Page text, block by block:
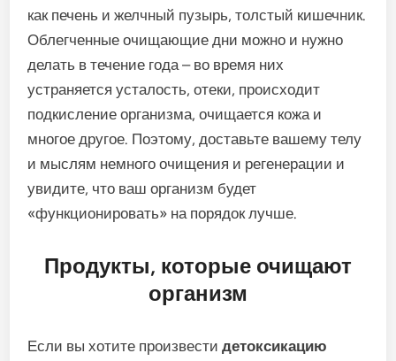
как печень и желчный пузырь, толстый кишечник.
Облегченные очищающие дни можно и нужно
делать в течение года – во время них
устраняется усталость, отеки, происходит
подкисление организма, очищается кожа и
многое другое. Поэтому, доставьте вашему телу
и мыслям немного очищения и регенерации и
увидите, что ваш организм будет
«функционировать» на порядок лучше.
Продукты, которые очищают
организм
Если вы хотите произвестидетоксикацию